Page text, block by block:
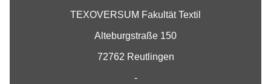
TEXOVERSUM Fakultät Textil
Alteburgstraße 150
72762 Reutlingen
-